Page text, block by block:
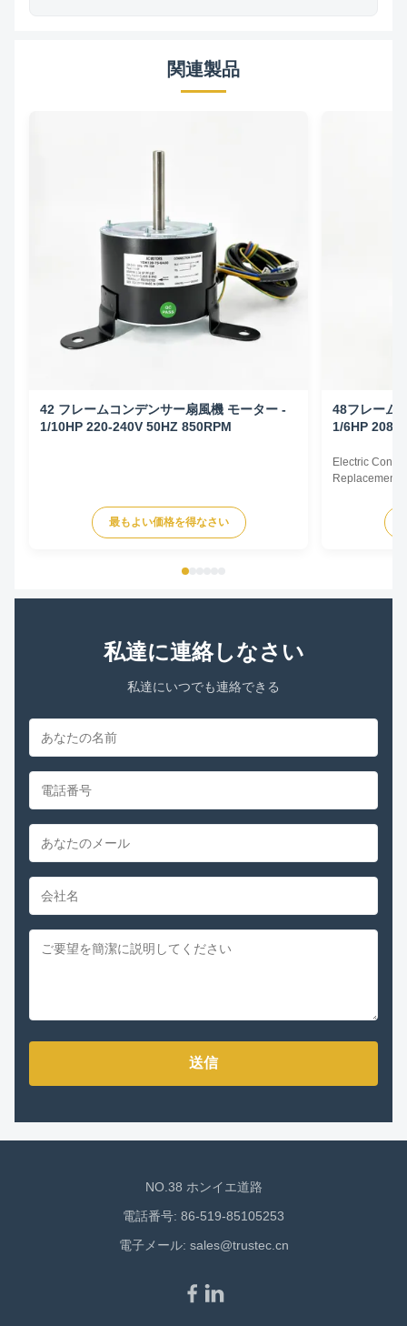
関連製品
42 フレームコンデンサー扇風機 モーター -
1/10HP 220-240V 50HZ 850RPM
最もよい価格を得なさい
48フレーム
1/6HP 208-
Electric
Replacement
HP Voltage
YDK140-
私達に連絡しなさい
私達にいつでも連絡できる
送信
NO.38 ホンイエ道路
電話番号: 86-519-85105253
電子メール: sales@trustec.cn